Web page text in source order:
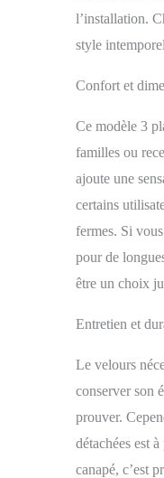
l’installation.
style
Confort et
Ce modèle 3
familles ou
ajoute une
certains
fermes. Si
pour de
être un choix
Entretien et
Le velours
conserver son
prouver.
détachées est
canapé, c’est